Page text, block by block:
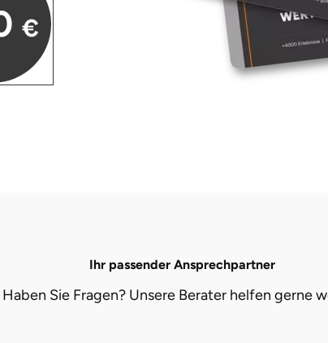
€
Ihr passender Ansprechpartner
Haben Sie Fragen? Unsere Berater helfen gerne